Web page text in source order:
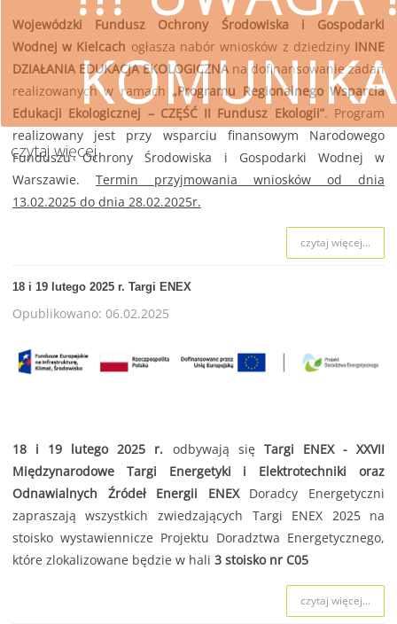
czytaj więcej
Wojewódzki Fundusz Ochrony
Wojewódzki Fundusz Ochrony Środowiska i Gospodarki
Wodnej w Kielcach ogłasza nabór wniosków z dziedziny INNE
DZIAŁANIA EDUKACJA EKOLOGICZNAna dofinansowanie zadań
realizowanych w ramach „Programu Regionalnego Wsparcia
Edukacji Ekologicznej – CZĘŚĆ II Fundusz Ekologii”. Program
realizowany jest przy wsparciu finansowym Narodowego
Funduszu Ochrony Środowiska i Gospodarki Wodnej w
Warszawie. Termin przyjmowania wniosków od dnia
13.02.2025 do dnia 28.02.2025r.
czytaj więcej...
18 i 19 lutego 2025 r. Targi ENEX
Opublikowano: 06.02.2025
18 i 19 lutego 2025 r. odbywają się Targi ENEX - XXVII
Międzynarodowe Targi Energetyki i Elektrotechniki oraz
Odnawialnych Źródeł Energii ENEXDoradcy Energetyczni
zapraszają wszystkich zwiedzających Targi ENEX 2025 na
stoisko wystawiennicze Projektu Doradztwa Energetycznego,
które zlokalizowane będzie w hali 3 stoisko nr C05
czytaj więcej...